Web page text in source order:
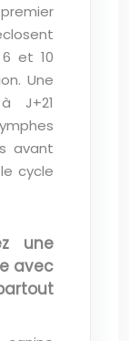
et 10
Une
J+21
avant
cycle
une
avec